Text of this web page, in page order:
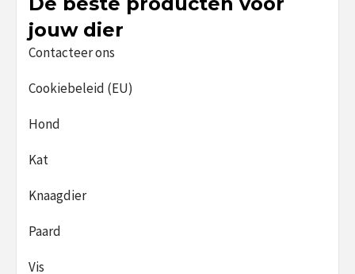
jouw dier
Contacteer ons
Cookiebeleid (EU)
Hond
Kat
Knaagdier
Paard
Vis